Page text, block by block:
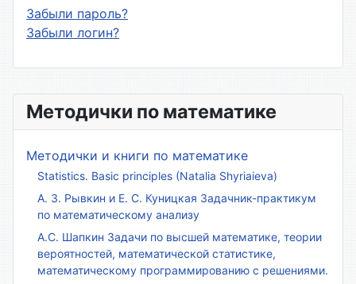
Методички по математике
Методички и книги по математике
Statistics. Basic principles (Natalia Shyriaieva)
А. З. Рывкин и Е. С. Куницкая Задачник-практикум
по математическому анализу
А.С. Шапкин Задачи по высшей математике, теории
вероятностей, математической статистике,
математическому программированию с решениями.
Забыли пароль?
Забыли логин?